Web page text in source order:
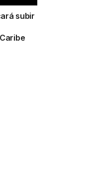
subir